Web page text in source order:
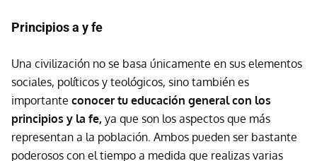
Principios a y fe
Una civilización no se basa únicamente en sus elementos
sociales, políticos y teológicos, sino también es
importante conocer tu educación general con los
principios y la fe, ya que son los aspectos que más
representan a la población. Ambos pueden ser bastante
poderosos con el tiempo a medida que realizas varias